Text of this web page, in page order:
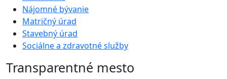
Nájomné bývanie
Matričný úrad
Stavebný úrad
Sociálne a zdravotné služby
Transparentné mesto